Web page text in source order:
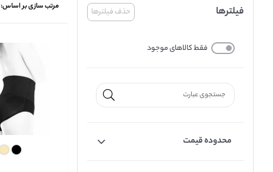
حذف فیلترها فیلترها
فقط کالاهای موجود
محدوده قیمت
مرتب سازی بر اساس: